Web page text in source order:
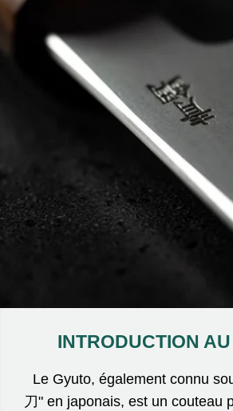
INTRODUCTION
Le Gyuto, également connu
刀" en japonais, est un couteau